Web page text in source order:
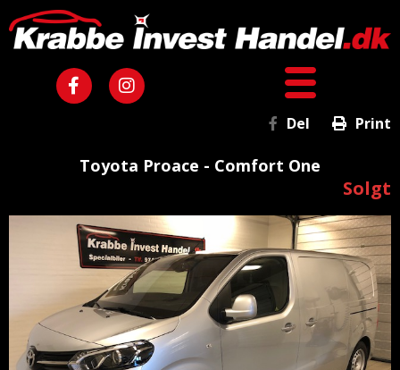
Del Print
Toyota Proace - Comfort One
Solgt